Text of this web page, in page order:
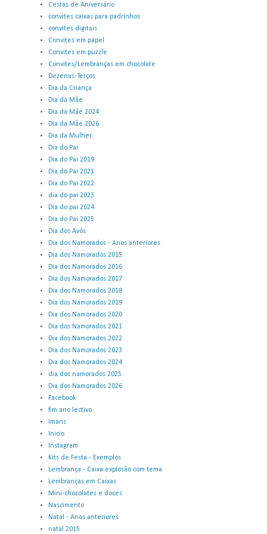
Cestas de Aniversário
convites caixas para padrinhos
convites digitais
Convites em papel
Convites em puzzle
Convites/Lembranças em chocolate
Dezenas-Terços
Dia da Criança
Dia da Mãe
Dia da Mãe 2024
Dia da Mãe 2026
Dia da Mulher
Dia do Pai
Dia do Pai 2019
Dia do Pai 2021
Dia do Pai 2022
dia do pai 2023
Dia do pai 2024
Dia do Pai 2025
Dia dos Avós
Dia dos Namorados - Anos anteriores
Dia dos Namorados 2015
Dia dos Namorados 2016
Dia dos Namorados 2017
Dia dos Namorados 2018
Dia dos Namorados 2019
Dia dos Namorados 2020
Dia dos Namorados 2021
Dia dos Namorados 2022
Dia dos Namorados 2023
Dia dos Namorados 2024
dia dos namorados 2025
Dia dos Namorados 2026
Facebook
fim ano lectivo
Imans
Inicio
Instagram
Kits de Festa - Exemplos
Lembrança - Caixa explosão com tema
Lembranças em Caixas
Mini-chocolates e doces
Nascimento
Natal - Anos anteriores
natal 2015